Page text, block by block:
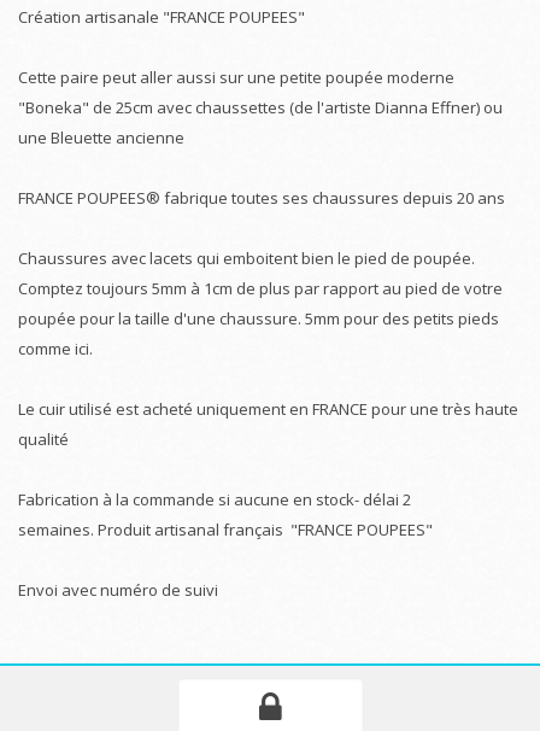
Création artisanale "FRANCE POUPEES"
Cette paire peut aller aussi sur une petite poupée moderne
"Boneka" de 25cm avec chaussettes (de l'artiste Dianna Effner) ou
une Bleuette ancienne
FRANCE POUPEES® fabrique toutes ses chaussures depuis 20 ans
Chaussures avec lacets qui emboitent bien le pied de poupée.
Comptez toujours 5mm à 1cm de plus par rapport au pied de votre
poupée pour la taille d'une chaussure. 5mm pour des petits pieds
comme ici.
Le cuir utilisé est acheté uniquement en FRANCE pour une très haute
qualité
Fabrication à la commande si aucune en stock- délai 2
semaines. Produit artisanal français "FRANCE POUPEES"
Envoi avec numéro de suivi